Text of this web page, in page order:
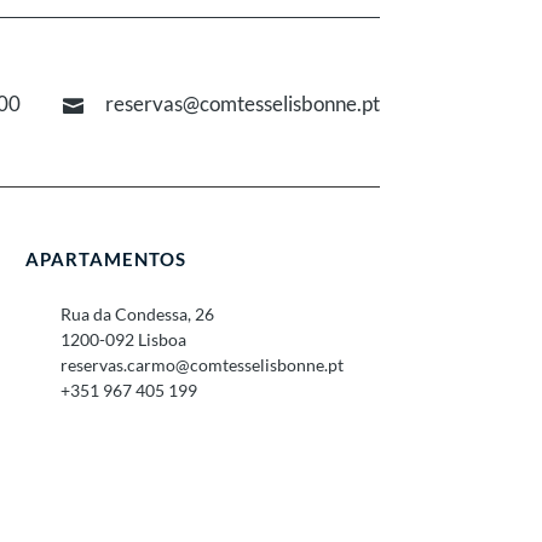
 reservas@comtesselisbonne.pt
APARTAMENTOS
Rua da Condessa, 26
1200-092 Lisboa
reservas.carmo@comtesselisbonne.pt
+351 967 405 199